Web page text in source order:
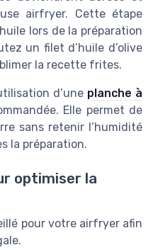
airfryer. Cette étape
lors de la préparation
un filet d’huile d’olive
la recette frites.
d’une planche à
Elle permet de
sans retenir l’humidité
la préparation.
optimiser la
pour votre airfryer afin